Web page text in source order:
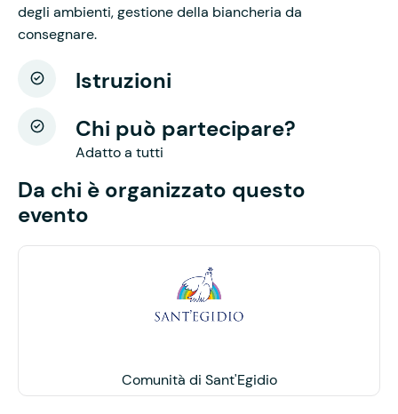
degli ambienti, gestione della biancheria da
consegnare.
Istruzioni
Chi può partecipare?
Adatto a tutti
Da chi è organizzato questo
evento
Comunità di Sant'Egidio